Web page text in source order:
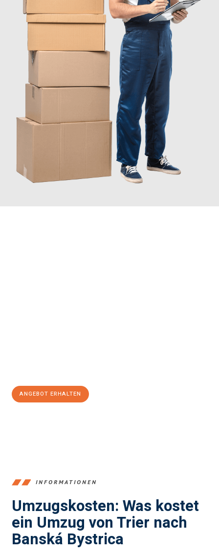
ANGEBOT ERHALTEN
INFORMATIONEN
Umzugskosten: Was kostet
ein Umzug von Trier nach
Banská Bystrica